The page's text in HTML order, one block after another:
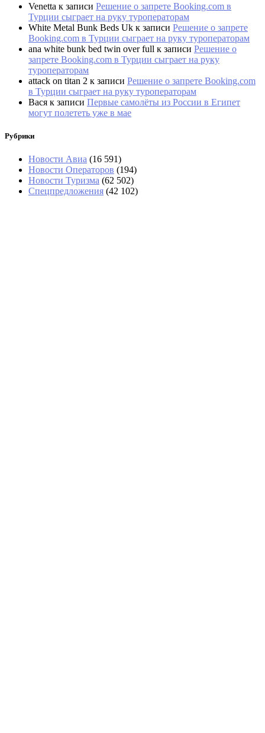
Venetta к записи Решение о запрете Booking.com в
Турции сыграет на руку туроператорам
White Metal Bunk Beds Uk к записи Решение о запрете
Booking.com в Турции сыграет на руку туроператорам
ana white bunk bed twin over full к записи Решение о
запрете Booking.com в Турции сыграет на руку
туроператорам
attack on titan 2 к записи Решение о запрете Booking.com
в Турции сыграет на руку туроператорам
Вася к записи Первые самолёты из России в Египет
могут полететь уже в мае
Рубрики
Новости Авиа (16 591)
Новости Операторов (194)
Новости Туризма (62 502)
Спецпредложения (42 102)